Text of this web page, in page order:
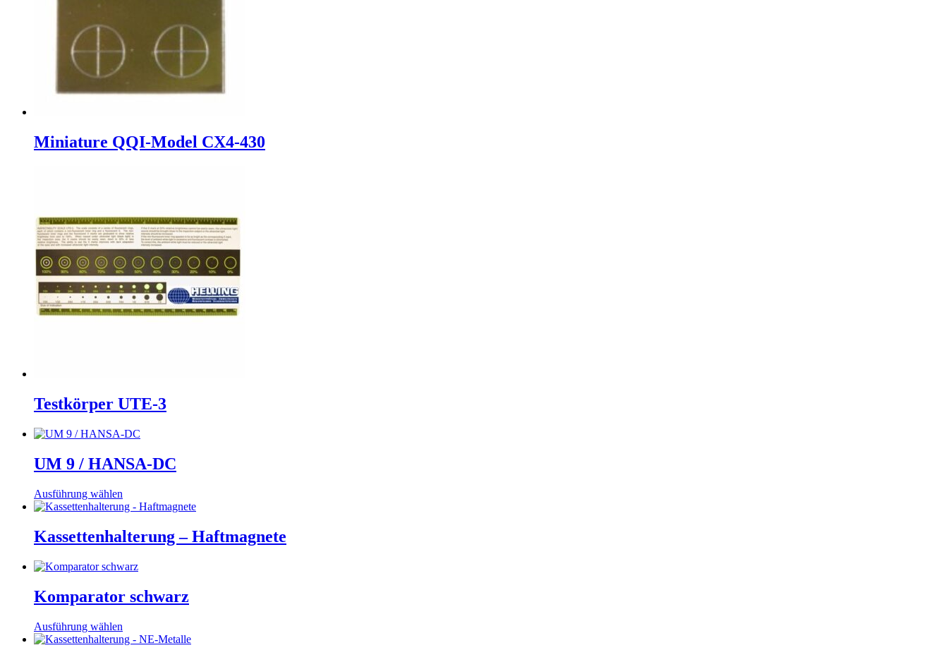
Miniature QQI-Model CX4-430
Testkörper UTE-3
UM 9 / HANSA-DC
Ausführung wählen
Produkt
mehrere
Varianten
Die
können
auf
Produktseite
gewählt
Kassettenhalterung – Haftmagnete
Komparator schwarz
Ausführung wählen
Produkt